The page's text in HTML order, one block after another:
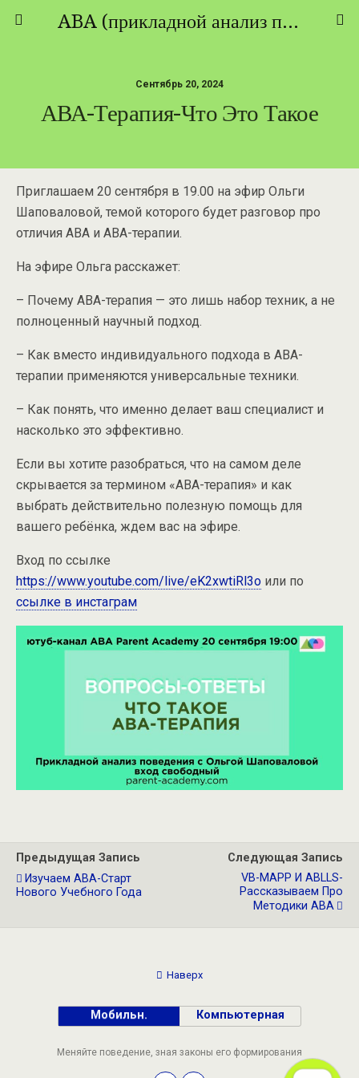
ABA (прикладной анализ поведения) - ТЕОРИЯ И ПРАКТИКА
Сентябрь 20, 2024
АВА-Терапия-Что Это Такое
Приглашаем 20 сентября в 19.00 на эфир Ольги
Шаповаловой, темой которого будет разговор про
отличия АВА и АВА-терапии.
На эфире Ольга расскажет:
– Почему АВА-терапия — это лишь набор техник, а не
полноценный научный подход.
– Как вместо индивидуального подхода в АВА-
терапии применяются универсальные техники.
– Как понять, что именно делает ваш специалист и
насколько это эффективно.
Если вы хотите разобраться, что на самом деле
скрывается за термином «АВА-терапия» и как
выбрать действительно полезную помощь для
вашего ребёнка, ждем вас на эфире.
Вход по ссылке
https://www.youtube.com/live/eK2xwtiRl3o или по
ссылке в инстаграм
Предыдущая Запись
Изучаем АВА-Старт
Нового Учебного Года
Следующая Запись
VB-MAPP И ABLLS-
Рассказываем Про
Методики АВА
Наверх
Мобильн. Компьютерная
Меняйте поведение, зная законы его формирования